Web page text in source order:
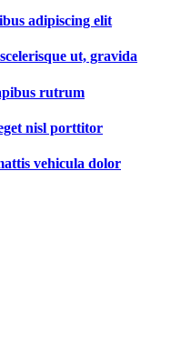
adipiscing elit
ut, gravida
rutrum
nisl porttitor
vehicula dolor